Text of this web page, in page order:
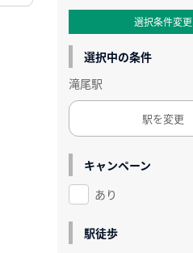
選択条件変更
選択中の条件
滝尾駅
駅を変更
キャンペーン
あり
駅徒歩